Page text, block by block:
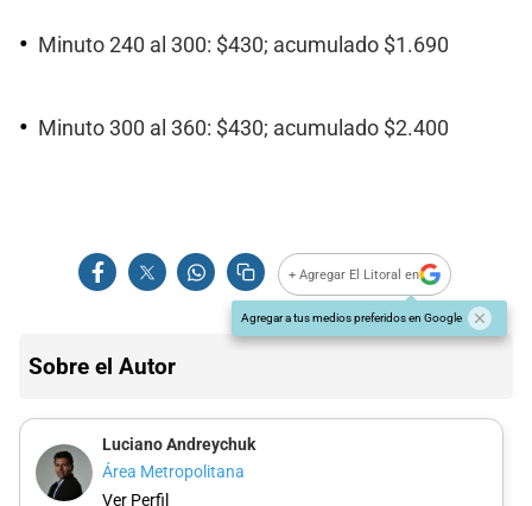
Minuto 240 al 300: $430; acumulado $1.690
Minuto 300 al 360: $430; acumulado $2.400
+ Agregar El Litoral en
Agregar a tus medios preferidos en Google
Sobre el Autor
Luciano Andreychuk
Área Metropolitana
Ver Perfil